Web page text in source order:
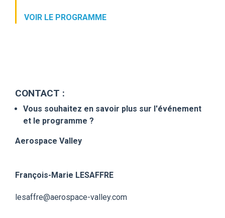
VOIR LE PROGRAMME
CONTACT :
Vous souhaitez en savoir plus sur l'événement
et le programme ?
Aerospace Valley
François-Marie LESAFFRE
lesaffre@aerospace-valley.com